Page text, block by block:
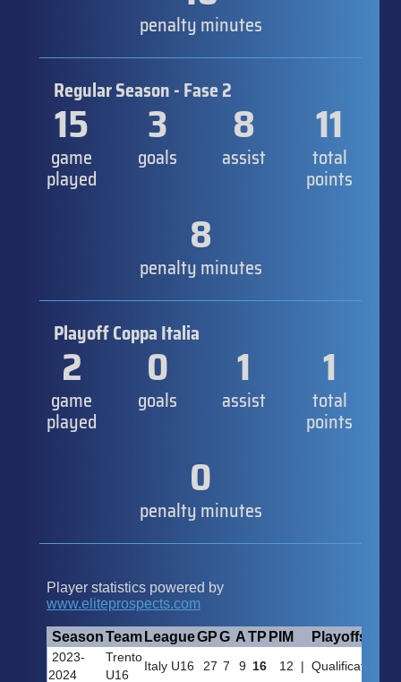
penalty minutes
Regular Season - Fase 2
15
game
played
3
goals
8
assist
11
total
points
8
penalty minutes
Playoff Coppa Italia
2
game
played
0
goals
1
assist
1
total
points
0
penalty minutes